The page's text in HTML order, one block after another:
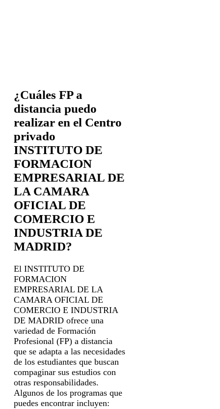
¿Cuáles FP a
distancia puedo
realizar en el Centro
privado
INSTITUTO DE
FORMACION
EMPRESARIAL DE
LA CAMARA
OFICIAL DE
COMERCIO E
INDUSTRIA DE
MADRID?
El INSTITUTO DE
FORMACION
EMPRESARIAL DE LA
CAMARA OFICIAL DE
COMERCIO E INDUSTRIA
DE MADRID ofrece una
variedad de Formación
Profesional (FP) a distancia
que se adapta a las necesidades
de los estudiantes que buscan
compaginar sus estudios con
otras responsabilidades.
Algunos de los programas que
puedes encontrar incluyen: